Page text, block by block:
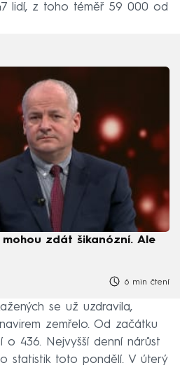
lidí, z toho téměř 59 000 od
zdát šikanózní. Ale
6 min čtení
se už uzdravila,
zemřelo. Od začátku
436. Nejvyšší denní nárůst
statistik toto pondělí. V úterý